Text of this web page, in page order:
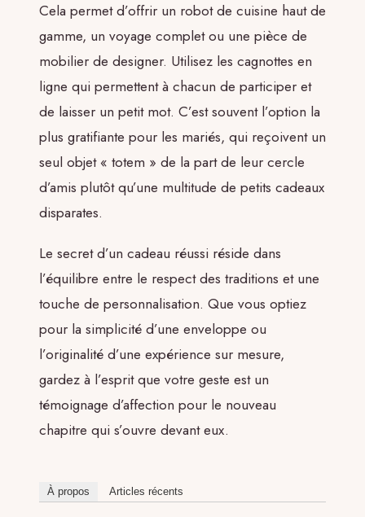
Cela permet d’offrir un robot de cuisine haut de
gamme, un voyage complet ou une pièce de
mobilier de designer. Utilisez les cagnottes en
ligne qui permettent à chacun de participer et
de laisser un petit mot. C’est souvent l’option la
plus gratifiante pour les mariés, qui reçoivent un
seul objet « totem » de la part de leur cercle
d’amis plutôt qu’une multitude de petits cadeaux
disparates.
Le secret d’un cadeau réussi réside dans
l’équilibre entre le respect des traditions et une
touche de personnalisation. Que vous optiez
pour la simplicité d’une enveloppe ou
l’originalité d’une expérience sur mesure,
gardez à l’esprit que votre geste est un
témoignage d’affection pour le nouveau
chapitre qui s’ouvre devant eux.
À propos Articles récents